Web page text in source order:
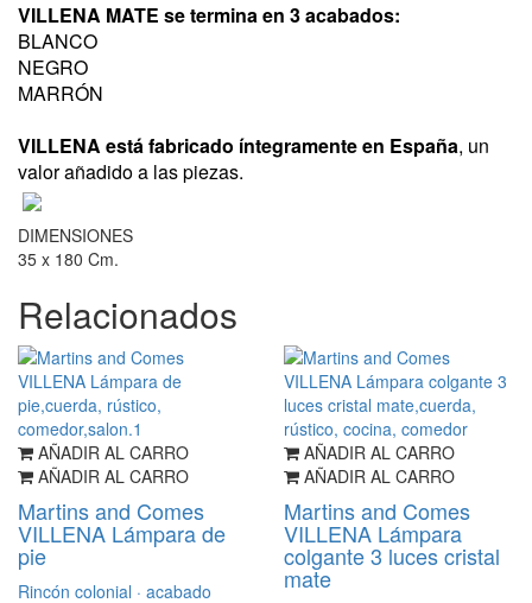
VILLENA MATE se termina en 3 acabados:
BLANCO
NEGRO
MARRÓN
VILLENA está fabricado íntegramente en España, un
valor añadido a las piezas.
DIMENSIONES
35 x 180 Cm.
Relacionados
AÑADIR AL CARRO
AÑADIR AL CARRO
Martins and Comes
VILLENA Lámpara de
pie
Rincón colonial · acabado
AÑADIR AL CARRO
AÑADIR AL CARRO
Martins and Comes
VILLENA Lámpara
colgante 3 luces cristal
mate